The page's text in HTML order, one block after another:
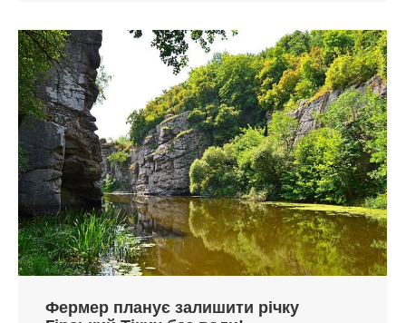
Фермер планує залишити річку